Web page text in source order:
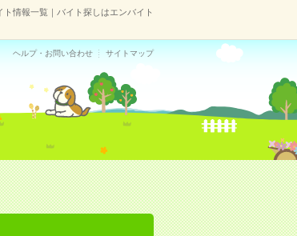
情報一覧｜バイト探しはエンバイト
ヘルプ・お問い合わせ サイトマップ